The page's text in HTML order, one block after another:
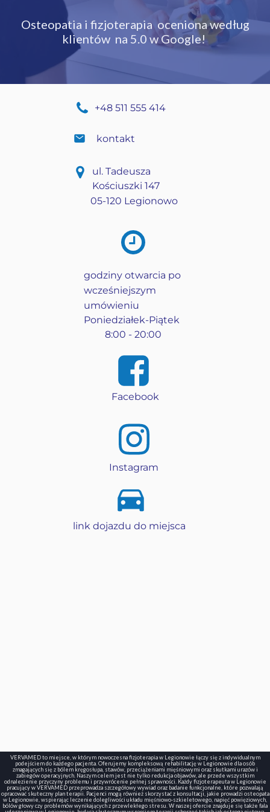
kontakt
link dojazdu do miejsca
Facebook
Poniedziałek-Piątek
8:00 - 20:00
godziny otwarcia po
wcześniejszym
umówieniu
Instagram
Osteopatia i fizjoterapia ocenionawedług
klientów na 5.0 w Google!
+48 511 555 414
05-120 Legionowo
ul. Tadeusza
Kościuszki 147
VERVAMED to miejsce, w którym nowoczesna fizjoterapia w Legionowie łączy się z indywidualnym
podejściem do każdego pacjenta. Oferujemy kompleksową rehabilitację w Legionowie dla osób
zmagających się z bólem kręgosłupa, stawów, przeciążeniami mięśniowymi oraz skutkami urazów i
zabiegów operacyjnych. Naszym celem jest nie tylko redukcja objawów, ale przede wszystkim
odnalezienie przyczyny problemu i przywrócenie pełnej sprawności. Każdy fizjoterapeuta w Legionowie
pracujący w VERVAMED przeprowadza szczegółowy wywiad oraz badanie funkcjonalne, które pozwalają
opracować skuteczny plan terapii. Pacjenci mogą również skorzystać z konsultacji, jakie prowadzi osteopata
w Legionowie, wspierając leczenie dolegliwości układu mięśniowo-szkieletowego, napięć powięziowych,
bólów głowy czy problemów wynikających z przewlekłego stresu. W naszej ofercie znajduje się także fala